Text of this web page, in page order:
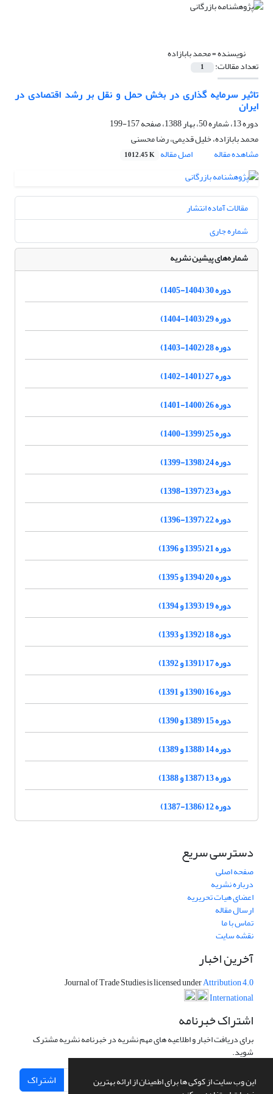
این وب سایت از کوکی ها برای اطمینان از ارائه بهترین
نویسنده =محمد بابازاده
تعداد مقالات: 1
تاثیر سرمایه گذاری در بخش حمل و نقل بر رشد اقتصادی در
ایران
دوره 13، شماره 50، بهار 1388، صفحه
157-199
محمد بابازاده، خلیل قدیمی، رضا محسنی
مشاهده مقاله
اصل مقاله 1012.45 K
مقالات آماده انتشار
شماره جاری
شماره‌های پیشین نشریه
دوره 30 (1404-1405)
دوره 29 (1403-1404)
دوره 28 (1402-1403)
دوره 27 (1401-1402)
دوره 26 (1400-1401)
دوره 25 (1399-1400)
دوره 24 (1398-1399)
دوره 23 (1397-1398)
دوره 22 (1397-1396)
دوره 21 (1395 و 1396)
دوره 20 (1394 و 1395)
دوره 19 (1393 و 1394)
دوره 18 (1392 و 1393)
دوره 17 (1391 و 1392)
دوره 16 (1390 و 1391)
دوره 15 (1389 و 1390)
دوره 14 (1388 و 1389)
دوره 13 (1387 و 1388)
دوره 12 (1386-1387)
دسترسی سریع
صفحه اصلی
درباره نشریه
اعضای هیات تحریریه
ارسال مقاله
تماس با ما
نقشه سایت
آخرین اخبار
Journal of Trade Studies is licensed underAttribution 4.0
International
اشتراک خبرنامه
برای دریافت اخبار و اطلاعیه های مهم نشریه در خبرنامه نشریه مشترک
شوید.
اشتراک